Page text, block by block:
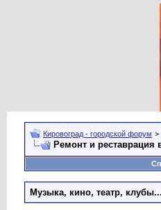
Кировоград - городской форум >
Ремонт и реставрация
Музыка, кино, театр, клубы...